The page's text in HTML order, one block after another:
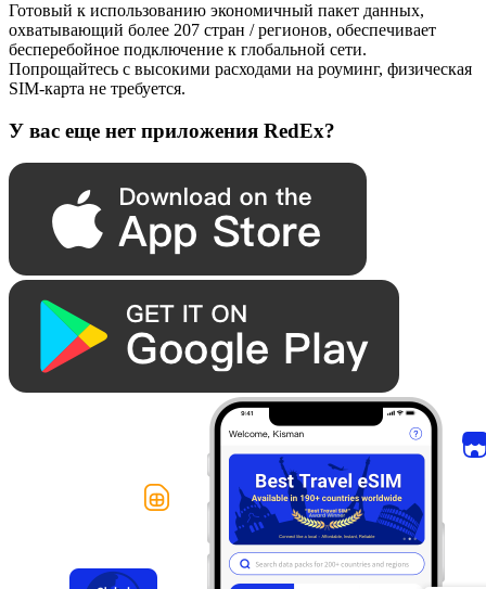
Готовый к использованию экономичный пакет данных,
охватывающий более 207 стран / регионов, обеспечивает
бесперебойное подключение к глобальной сети.
Попрощайтесь с высокими расходами на роуминг, физическая
SIM-карта не требуется.
У вас еще нет приложения RedEx?